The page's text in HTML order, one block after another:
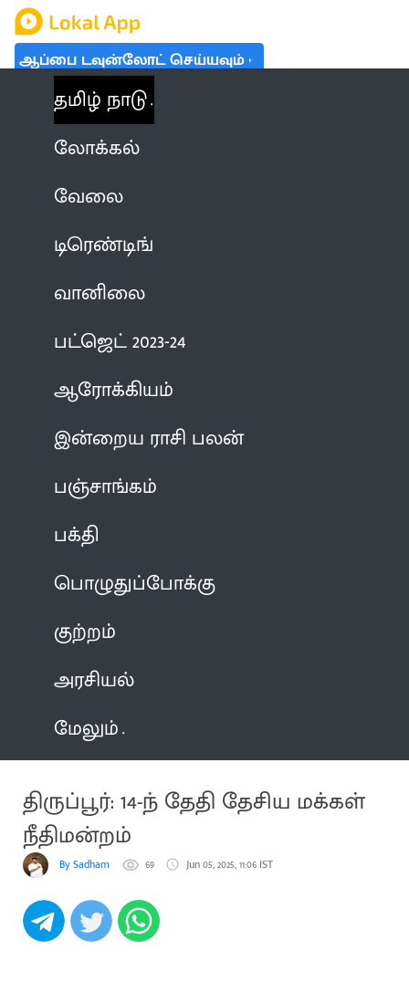
ஆப்பை டவுன்லோட் செய்யவும்
தமிழ் நாடு
லோக்கல்
வேலை
டிரெண்டிங்
வானிலை
பட்ஜெட் 2023-24
ஆரோக்கியம்
இன்றைய ராசி பலன்
பஞ்சாங்கம்
பக்தி
பொழுதுப்போக்கு
குற்றம்
அரசியல்
மேலும்
திருப்பூர்: 14-ந் தேதி தேசிய மக்கள்
நீதிமன்றம்
By Sadham 69 Jun 05, 2025, 11:06 IST